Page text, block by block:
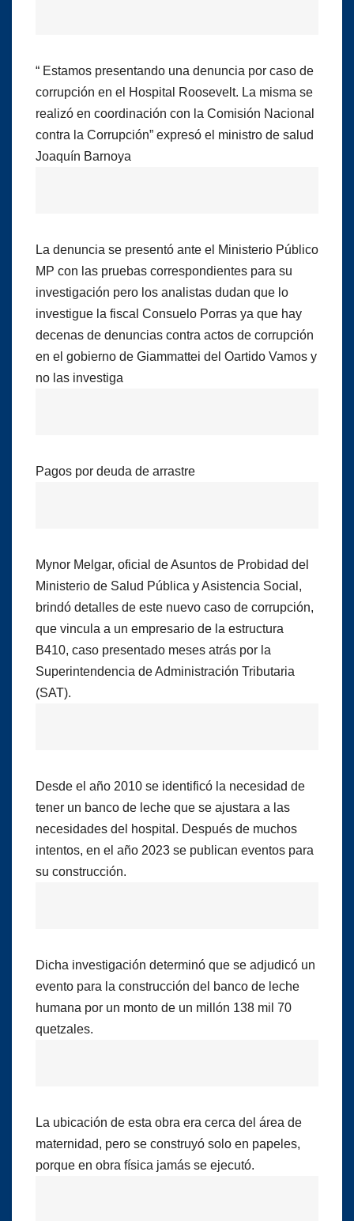
“ Estamos presentando una denuncia por caso de
corrupción en el Hospital Roosevelt. La misma se
realizó en coordinación con la Comisión Nacional
contra la Corrupción” expresó el ministro de salud
Joaquín Barnoya
La denuncia se presentó ante el Ministerio Público
MP con las pruebas correspondientes para su
investigación pero los analistas dudan que lo
investigue la fiscal Consuelo Porras ya que hay
decenas de denuncias contra actos de corrupción
en el gobierno de Giammattei del Oartido Vamos y
no las investiga
Pagos por deuda de arrastre
Mynor Melgar, oficial de Asuntos de Probidad del
Ministerio de Salud Pública y Asistencia Social,
brindó detalles de este nuevo caso de corrupción,
que vincula a un empresario de la estructura
B410, caso presentado meses atrás por la
Superintendencia de Administración Tributaria
(SAT).
Desde el año 2010 se identificó la necesidad de
tener un banco de leche que se ajustara a las
necesidades del hospital. Después de muchos
intentos, en el año 2023 se publican eventos para
su construcción.
Dicha investigación determinó que se adjudicó un
evento para la construcción del banco de leche
humana por un monto de un millón 138 mil 70
quetzales.
La ubicación de esta obra era cerca del área de
maternidad, pero se construyó solo en papeles,
porque en obra física jamás se ejecutó.